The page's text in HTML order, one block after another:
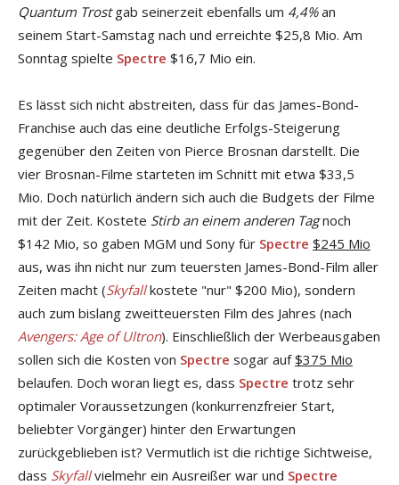
Quantum Trostgab seinerzeit ebenfalls um 4,4%an
seinem Start-Samstag nach und erreichte $25,8 Mio. Am
Sonntag spielte Spectre $16,7 Mio ein.
Es lässt sich nicht abstreiten, dass für das James-Bond-
Franchise auch das eine deutliche Erfolgs-Steigerung
gegenüber den Zeiten von Pierce Brosnan darstellt. Die
vier Brosnan-Filme starteten im Schnitt mit etwa $33,5
Mio. Doch natürlich ändern sich auch die Budgets der Filme
mit der Zeit. Kostete Stirb an einem anderen Tagnoch
$142 Mio, so gaben MGM und Sony für Spectre $245 Mio
aus, was ihn nicht nur zum teuersten James-Bond-Film aller
Zeiten macht (Skyfallkostete "nur" $200 Mio), sondern
auch zum bislang zweitteuersten Film des Jahres (nach
Avengers: Age of Ultron). Einschließlich der Werbeausgaben
sollen sich die Kosten von Spectre sogar auf$375 Mio
belaufen. Doch woran liegt es, dass Spectre trotz sehr
optimaler Voraussetzungen (konkurrenzfreier Start,
beliebter Vorgänger) hinter den Erwartungen
zurückgeblieben ist? Vermutlich ist die richtige Sichtweise,
dass Skyfallvielmehr ein Ausreißer war und Spectre